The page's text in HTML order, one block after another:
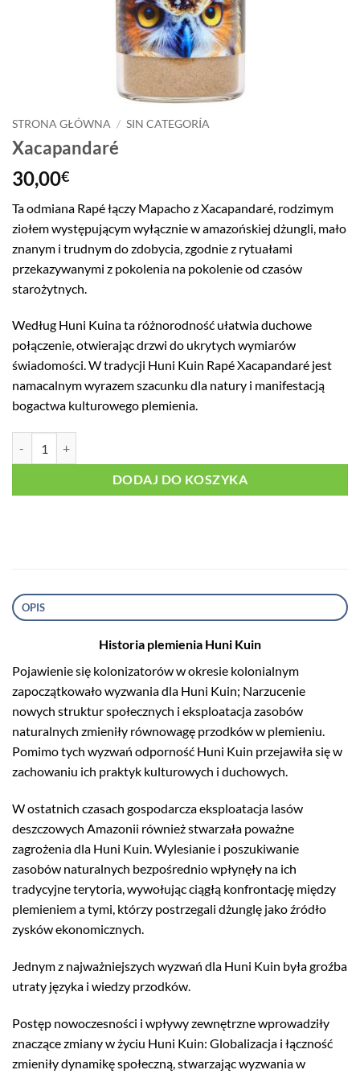
STRONA GŁÓWNA / SIN CATEGORÍA
Xacapandaré
30,00€
Ta odmiana Rapé łączy Mapacho z Xacapandaré, rodzimym
ziołem występującym wyłącznie w amazońskiej dżungli, mało
znanym i trudnym do zdobycia, zgodnie z rytuałami
przekazywanymi z pokolenia na pokolenie od czasów
starożytnych.
Według Huni Kuina ta różnorodność ułatwia duchowe
połączenie, otwierając drzwi do ukrytych wymiarów
świadomości. W tradycji Huni Kuin Rapé Xacapandaré jest
namacalnym wyrazem szacunku dla natury i manifestacją
bogactwa kulturowego plemienia.
DODAJ DO KOSZYKA
OPIS
Historia plemienia Huni Kuin
Pojawienie się kolonizatorów w okresie kolonialnym
zapoczątkowało wyzwania dla Huni Kuin; Narzucenie
nowych struktur społecznych i eksploatacja zasobów
naturalnych zmieniły równowagę przodków w plemieniu.
Pomimo tych wyzwań odporność Huni Kuin przejawiła się w
zachowaniu ich praktyk kulturowych i duchowych.
W ostatnich czasach gospodarcza eksploatacja lasów
deszczowych Amazonii również stwarzała poważne
zagrożenia dla Huni Kuin. Wylesianie i poszukiwanie
zasobów naturalnych bezpośrednio wpłynęły na ich
tradycyjne terytoria, wywołując ciągłą konfrontację między
plemieniem a tymi, którzy postrzegali dżunglę jako źródło
zysków ekonomicznych.
Jednym z najważniejszych wyzwań dla Huni Kuin była groźba
utraty języka i wiedzy przodków.
Postęp nowoczesności i wpływy zewnętrzne wprowadziły
znaczące zmiany w życiu Huni Kuin: Globalizacja i łączność
zmieniły dynamikę społeczną, stwarzając wyzwania w